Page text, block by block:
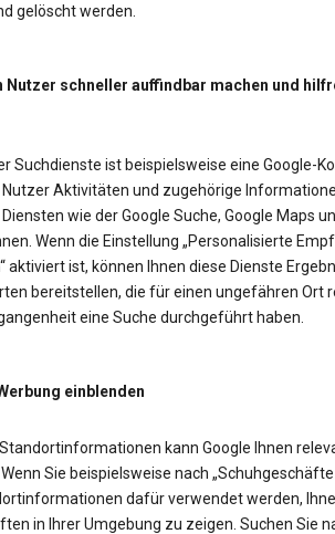
gelöscht werden.
Nutzer schneller auffindbar machen und
Suchdienste ist beispielsweise eine Google-
Aktivitäten und zugehörige
wie der Google Suche, Google Maps
Wenn die Einstellung „Personalisierte
aktiviert ist, können Ihnen diese Dienste
bereitstellen, die für einen ungefähren Ort
eine Suche durchgeführt haben.
einblenden
kann Google Ihnen
Sie beispielsweise nach
dafür verwendet werden,
in Ihrer Umgebung zu zeigen. Suchen Sie